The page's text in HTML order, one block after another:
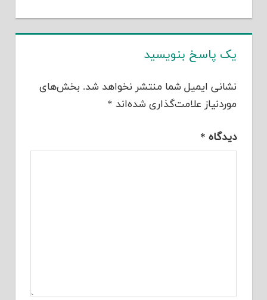
یک پاسخ بنویسید
نشانی ایمیل شما منتشر نخواهد شد. بخش‌های
موردنیاز علامت‌گذاری شده‌اند *
دیدگاه *